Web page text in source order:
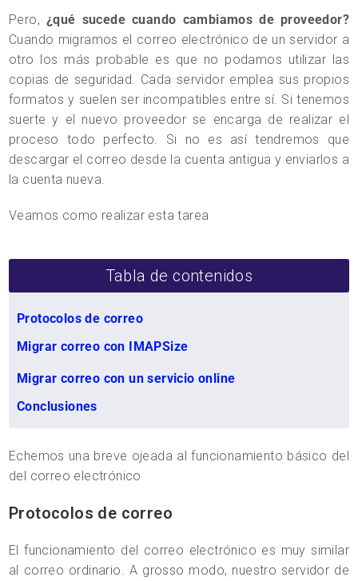
Pero,¿qué sucede cuando cambiamos de proveedor?
Cuando migramos el correo electrónico de un servidor a
otro los más probable es que no podamos utilizar las
copias de seguridad. Cada servidor emplea sus propios
formatos y suelen ser incompatibles entre sí. Si tenemos
suerte y el nuevo proveedor se encarga de realizar el
proceso todo perfecto. Si no es así tendremos que
descargar el correo desde la cuenta antigua y enviarlos a
la cuenta nueva.
Veamos como realizar esta tarea
Tabla de contenidos
Protocolos de correo
Migrar correo con IMAPSize
Migrar correo con un servicio online
Conclusiones
Echemos una breve ojeada al funcionamiento básico del
del correo electrónico
Protocolos de correo
El funcionamiento del correo electrónico es muy similar
al correo ordinario. A grosso modo, nuestro servidor de